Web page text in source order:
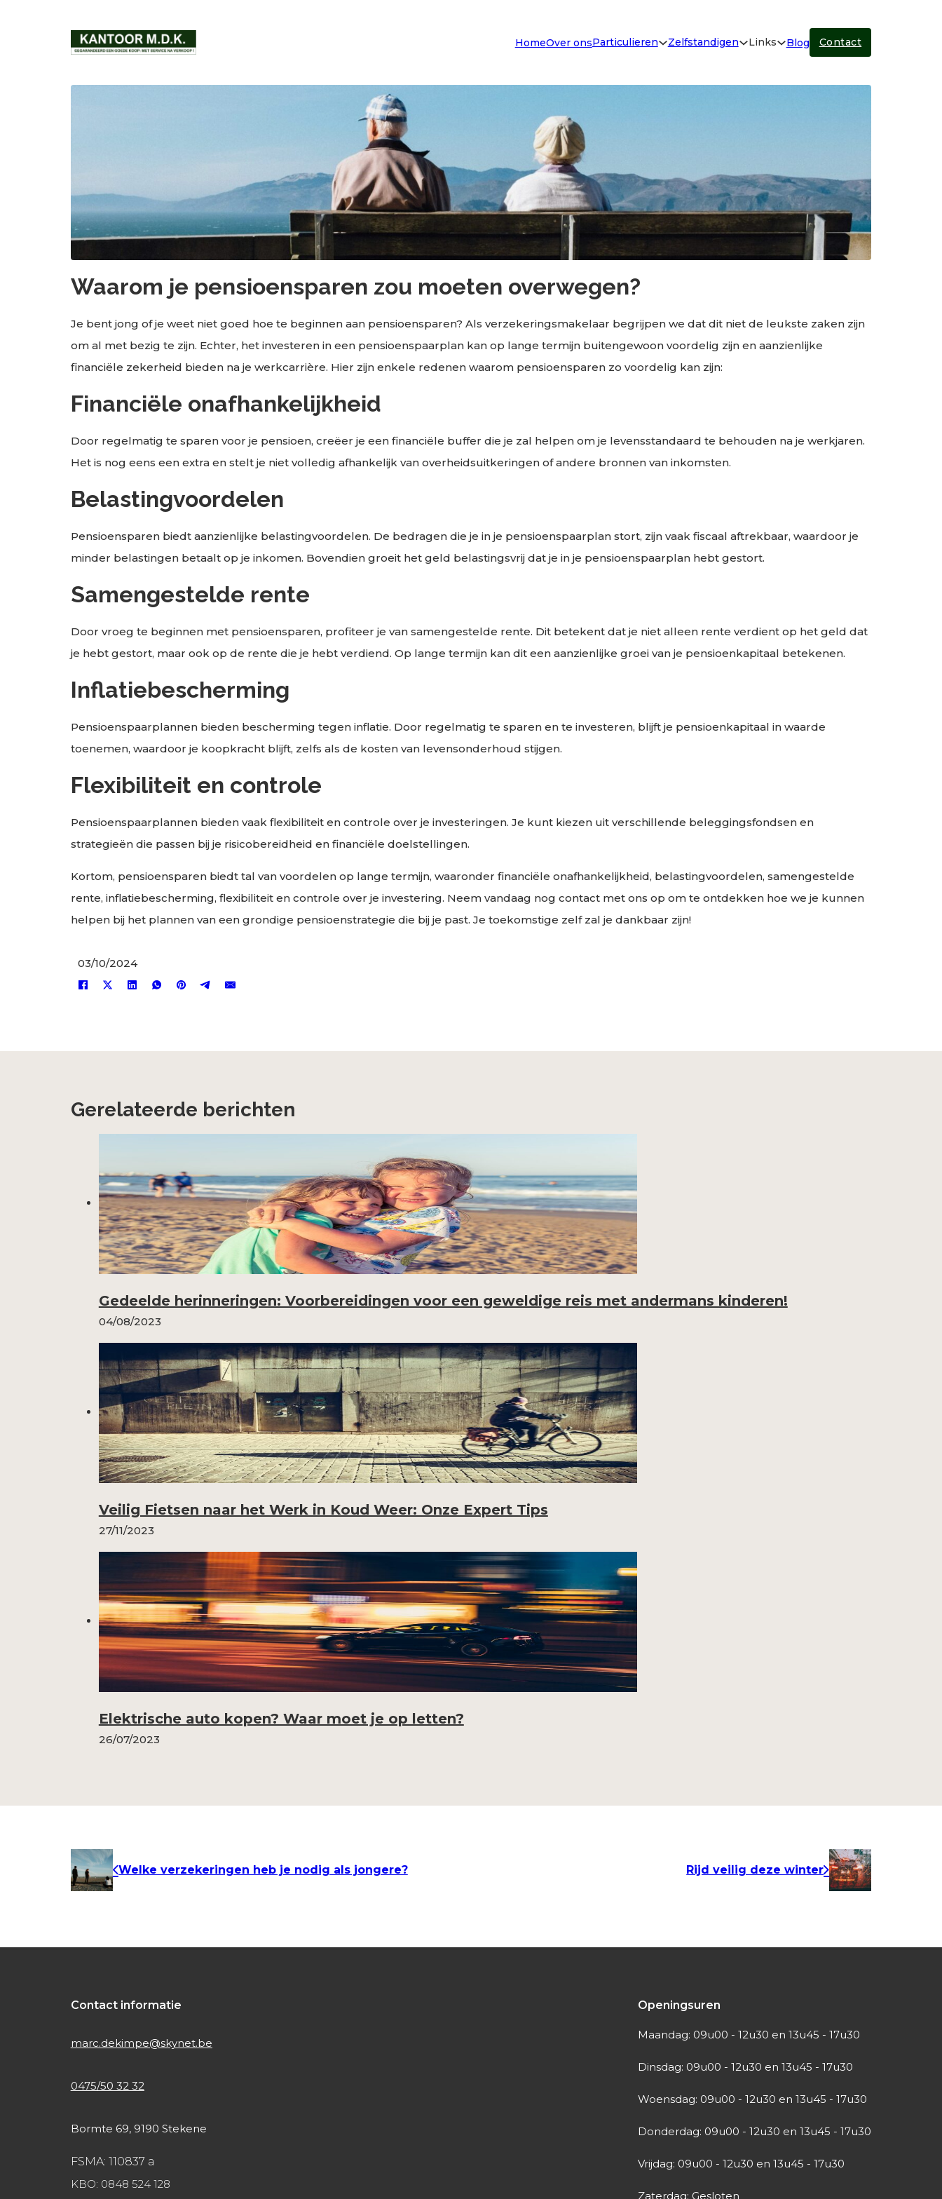
HomeOver onsParticulieren Zelfstandigen Links Blog Contact
Waarom je pensioensparen zou moeten overwegen?
Je bent jong of je weet niet goed hoe te beginnen aan pensioensparen? Als verzekeringsmakelaar begrijpen we dat dit niet de leukste zaken zijn
om al met bezig te zijn. Echter, het investeren in een pensioenspaarplan kan op lange termijn buitengewoon voordelig zijn en aanzienlijke
financiële zekerheid bieden na je werkcarrière. Hier zijn enkele redenen waarom pensioensparen zo voordelig kan zijn:
Financiële onafhankelijkheid
Door regelmatig te sparen voor je pensioen, creëer je een financiële buffer die je zal helpen om je levensstandaard te behouden na je werkjaren.
Het is nog eens een extra en stelt je niet volledig afhankelijk van overheidsuitkeringen of andere bronnen van inkomsten.
Belastingvoordelen
Pensioensparen biedt aanzienlijke belastingvoordelen. De bedragen die je in je pensioenspaarplan stort, zijn vaak fiscaal aftrekbaar, waardoor je
minder belastingen betaalt op je inkomen. Bovendien groeit het geld belastingsvrij dat je in je pensioenspaarplan hebt gestort.
Samengestelde rente
Door vroeg te beginnen met pensioensparen, profiteer je van samengestelde rente. Dit betekent dat je niet alleen rente verdient op het geld dat
je hebt gestort, maar ook op de rente die je hebt verdiend. Op lange termijn kan dit een aanzienlijke groei van je pensioenkapitaal betekenen.
Inflatiebescherming
Pensioenspaarplannen bieden bescherming tegen inflatie. Door regelmatig te sparen en te investeren, blijft je pensioenkapitaal in waarde
toenemen, waardoor je koopkracht blijft, zelfs als de kosten van levensonderhoud stijgen.
Flexibiliteit en controle
Pensioenspaarplannen bieden vaak flexibiliteit en controle over je investeringen. Je kunt kiezen uit verschillende beleggingsfondsen en
strategieën die passen bij je risicobereidheid en financiële doelstellingen.
Kortom, pensioensparen biedt tal van voordelen op lange termijn, waaronder financiële onafhankelijkheid, belastingvoordelen, samengestelde
rente, inflatiebescherming, flexibiliteit en controle over je investering. Neem vandaag nog contact met ons op om te ontdekken hoe we je kunnen
helpen bij het plannen van een grondige pensioenstrategie die bij je past. Je toekomstige zelf zal je dankbaar zijn!
03/10/2024
Gerelateerde berichten
Gedeelde herinneringen: Voorbereidingen voor een geweldige reis met andermans kinderen!
04/08/2023
Veilig Fietsen naar het Werk in Koud Weer: Onze Expert Tips
27/11/2023
Elektrische auto kopen? Waar moet je op letten?
26/07/2023
Welke verzekeringen heb je nodig als jongere? Rijd veilig deze winter
Contact informatie
marc.dekimpe@skynet.be
0475/50 32 32
Bormte 69, 9190 Stekene
FSMA: 110837 a
KBO: 0848 524 128
Openingsuren
Maandag: 09u00 - 12u30 en 13u45 - 17u30
Dinsdag: 09u00 - 12u30 en 13u45 - 17u30
Woensdag: 09u00 - 12u30 en 13u45 - 17u30
Donderdag: 09u00 - 12u30 en 13u45 - 17u30
Vrijdag: 09u00 - 12u30 en 13u45 - 17u30
Zaterdag: Gesloten